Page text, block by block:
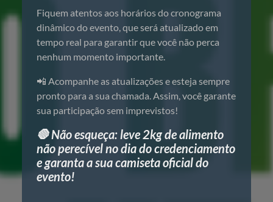
Fiquem atentos aos horários do cronograma
dinâmico do evento, que será atualizado em
tempo real para garantir que você não perca
nenhum momento importante.
📲 Acompanhe as atualizações e esteja sempre
pronto para a sua chamada. Assim, você garante
sua participação sem imprevistos!
🛑 Não esqueça: leve 2kg de alimento
não perecível no dia do credenciamento
e garanta a sua camiseta oficial do
evento!